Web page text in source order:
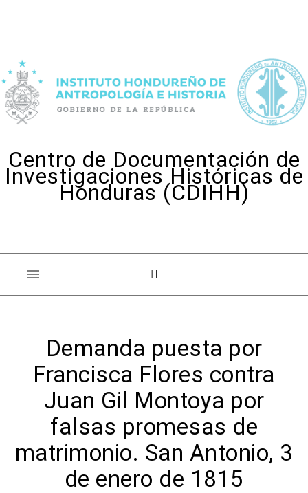
Centro de Documentación de
Investigaciones Históricas de
Honduras (CDIHH)
Demanda puesta por
Francisca Flores contra
Juan Gil Montoya por
falsas promesas de
matrimonio. San Antonio, 3
de enero de 1815